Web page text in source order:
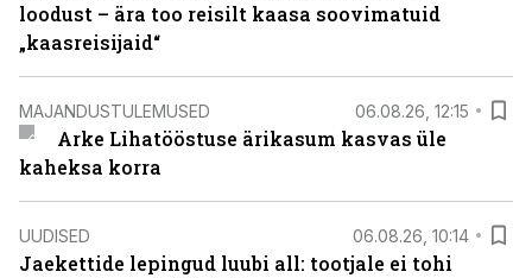
loodust – ära too reisilt kaasa soovimatuid
„kaasreisijaid“
MAJANDUSTULEMUSED 06.08.26, 12:15
Arke Lihatööstuse ärikasum kasvas üle
kaheksa korra
UUDISED 06.08.26, 10:14
Jaekettide lepingud luubi all: tootjale ei tohi